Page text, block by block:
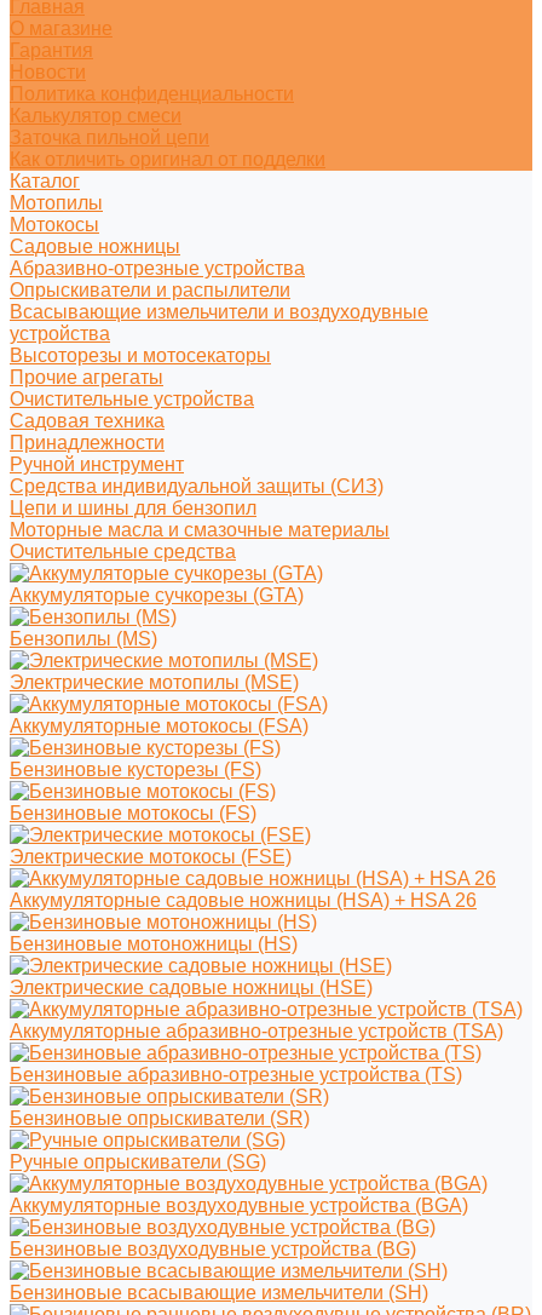
Главная
О магазине
Гарантия
Новости
Политика конфиденциальности
Калькулятор смеси
Заточка пильной цепи
Как отличить оригинал от подделки
Каталог
Мотопилы
Мотокосы
Садовые ножницы
Абразивно-отрезные устройства
Опрыскиватели и распылители
Всасывающие измельчители и воздуходувные
устройства
Высоторезы и мотосекаторы
Прочие агрегаты
Очистительные устройства
Садовая техника
Принадлежности
Ручной инструмент
Средства индивидуальной защиты (СИЗ)
Цепи и шины для бензопил
Моторные масла и смазочные материалы
Очистительные средства
Аккумуляторые сучкорезы (GTA)
Бензопилы (MS)
Электрические мотопилы (MSE)
Аккумуляторные мотокосы (FSA)
Бензиновые кусторезы (FS)
Бензиновые мотокосы (FS)
Электрические мотокосы (FSE)
Аккумуляторные садовые ножницы (HSA) + HSA 26
Бензиновые мотоножницы (HS)
Электрические садовые ножницы (HSE)
Аккумуляторные абразивно-отрезные устройств (TSA)
Бензиновые абразивно-отрезные устройства (TS)
Бензиновые опрыскиватели (SR)
Ручные опрыскиватели (SG)
Аккумуляторные воздуходувные устройства (BGA)
Бензиновые воздуходувные устройства (BG)
Бензиновые всасывающие измельчители (SH)